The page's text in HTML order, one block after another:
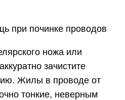
при починке проводов
ножа или
зачистите
Жилы в проводе от
тонкие, неверным